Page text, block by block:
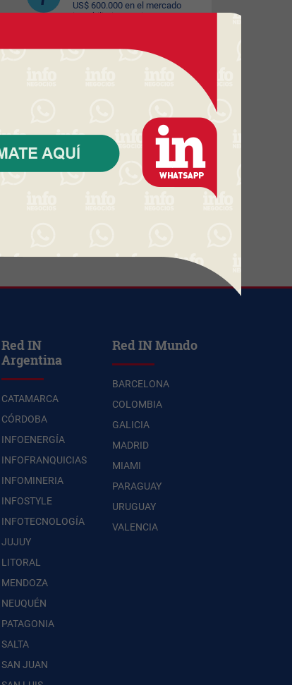
US$ 600.000 en el mercado
inmobiliario premium
El copetín hizo punta en el
primer semestre (aumento de
TDA Uruguay se mudará para
triplicar su capacidad de
almacenamiento (acompaña a
Google y mira nuevos data
centers y proyectos como
Cipriani)
Red IN
Argentina
CATAMARCA
CÓRDOBA
INFOENERGÍA
INFOFRANQUICIAS
INFOMINERIA
INFOSTYLE
INFOTECNOLOGÍA
JUJUY
LITORAL
MENDOZA
NEUQUÉN
PATAGONIA
SALTA
SAN JUAN
Red IN Mundo
BARCELONA
COLOMBIA
GALICIA
MADRID
MIAMI
PARAGUAY
URUGUAY
VALENCIA